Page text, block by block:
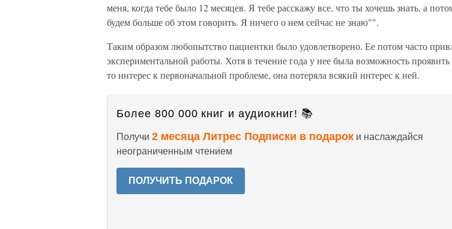
меня, когда тебе было 12 месяцев. Я тебе расскажу все, что ты хочешь знать, а
будем больше об этом говорить. Я ничего о нем сейчас не знаю"".
Таким образом любопытство пациентки было удовлетворено. Ее потом часто
экспериментальной работы. Хотя в течение года у нее была возможность
то интерес к первоначальной проблеме, она потеряла всякий интерес к ней.
Более 800 000 книг и аудиокниг! 📚
Получи 2 месяца Литрес Подписки в подарок и наслаждайся
неограниченным чтением
ПОЛУЧИТЬ ПОДАРОК